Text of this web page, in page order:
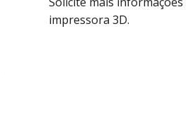
impressora 3D.